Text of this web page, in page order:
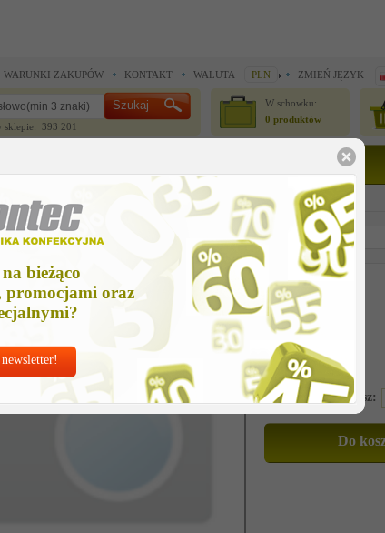
bieżąco
promocjami oraz
WARUNKI ZAKUPÓW KONTAKT WALUTA PLN ZMIEŃ JĘZYK
sklepie: 393 201
W schowku:
0 produktów
ZAMIENNE
>Części zamienne Union Special > connecting rod us
Cena netto
Zapytaj o cenę
Nr kat:U-29727B
Ile sztuk zamawiasz: